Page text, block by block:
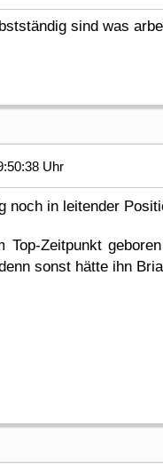
sind was
Uhr
noch in leitender
Top-Zeitpunkt
sonst hätte ihn